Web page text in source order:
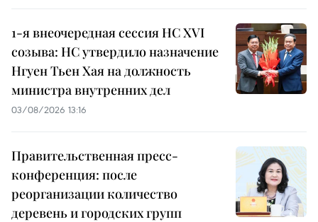
1-я внеочередная сессия НС XVI
созыва: НС утвердило назначение
Нгуен Тьен Хая на должность
министра внутренних дел
03/08/2026 13:16
Правительственная пресс-
конференция: после
реорганизации количество
деревень и городских групп